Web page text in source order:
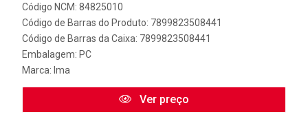
Código NCM: 84825010
Código de Barras do Produto: 7899823508441
Código de Barras da Caixa: 7899823508441
Embalagem: PC
Marca: Ima
Ver preço